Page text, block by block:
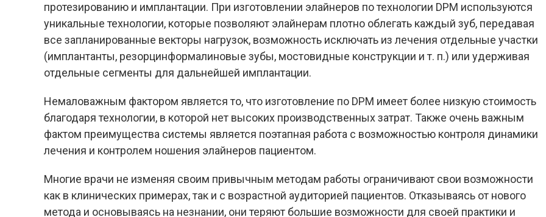
протезированию и имплантации. При изготовлении элайнеров по технологии DPM используются
уникальные технологии, которые позволяют элайнерам плотно облегать каждый зуб, передавая
все запланированные векторы нагрузок, возможность исключать из лечения отдельные участки
(имплантанты, резорцинформалиновые зубы, мостовидные конструкции и т. п.) или удерживая
отдельные сегменты для дальнейшей имплантации.
Немаловажным фактором является то, что изготовление по DPM имеет более низкую стоимость
благодаря технологии, в которой нет высоких производственных затрат. Также очень важным
фактом преимущества системы является поэтапная работа с возможностью контроля динамики
лечения и контролем ношения элайнеров пациентом.
Многие врачи не изменяя своим привычным методам работы ограничивают свои возможности
как в клинических примерах, так и с возрастной аудиторией пациентов. Отказываясь от нового
метода и основываясь на незнании, они теряют большие возможности для своей практики и